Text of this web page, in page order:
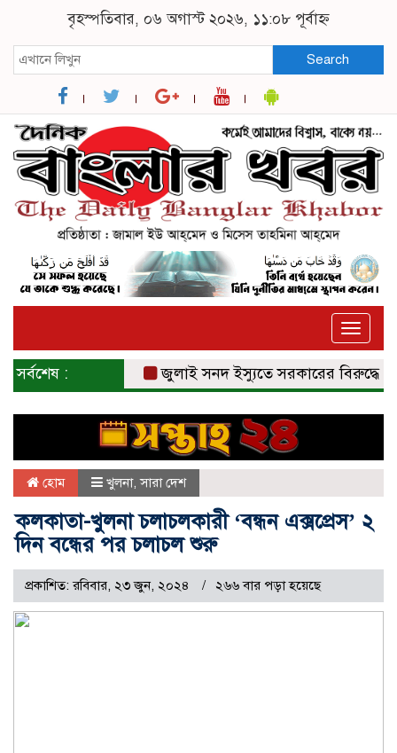
বৃহস্পতিবার, ০৬ অগাস্ট ২০২৬, ১১:০৮ পূর্বাহ্ন
Search
Toggle
সর্বশেষ : জুলাই সনদ ইস্যুতে সরকারের বিরুদ্ধে
হোম খুলনা,সারা দেশ
কলকাতা-খুলনা চলাচলকারী ‘বন্ধন এক্সপ্রেস’ ২
দিন বন্ধের পর চলাচল শুরু
প্রকাশিত: রবিবার, ২৩ জুন, ২০২৪ ২৬৬ বার পড়া হয়েছে